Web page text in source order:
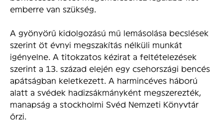
emberre van szükség.
A gyönyörű kidolgozású mű lemásolása becslések
szerint öt évnyi megszakítás nélküli munkát
igényelne. A titokzatos kézirat a feltételezések
szerint a 13. század elején egy csehországi bencés
apátságban keletkezett. A harmincéves háború
alatt a svédek hadizsákmányként megszerezték,
manapság a stockholmi Svéd Nemzeti Könyvtár
őrzi.